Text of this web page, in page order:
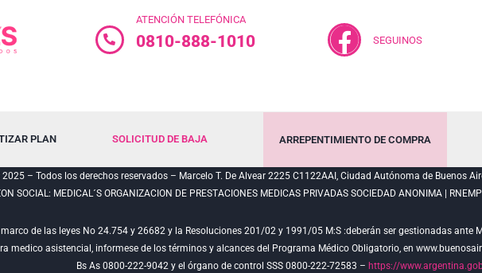
ATENCIÓN TELEFÓNICA
0810-888-1010 SEGUINOS
PLAN SOLICITUD DE BAJA ARREPENTIMIENTO DE COMPRA
2025 – Todos los derechos reservados – Marcelo T. De Alvear 2225 C1122AAI, Ciudad Autónoma de Buenos
SOCIAL: MEDICAL´S ORGANIZACION DE PRESTACIONES MEDICAS PRIVADAS SOCIEDAD ANONIMA |
de las leyes No 24.754 y 26682 y la Resoluciones 201/02 y 1991/05 M:S :deberán ser gestionadas ante
medico asistencial, informese de los términos y alcances del Programa Médico Obligatorio, en
Bs As 0800-222-9042 y el órgano de control SSS 0800-222-72583 – https://